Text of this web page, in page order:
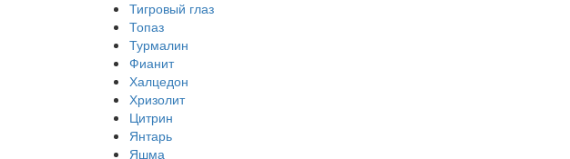
Тигровый глаз
Топаз
Турмалин
Фианит
Халцедон
Хризолит
Цитрин
Янтарь
Яшма